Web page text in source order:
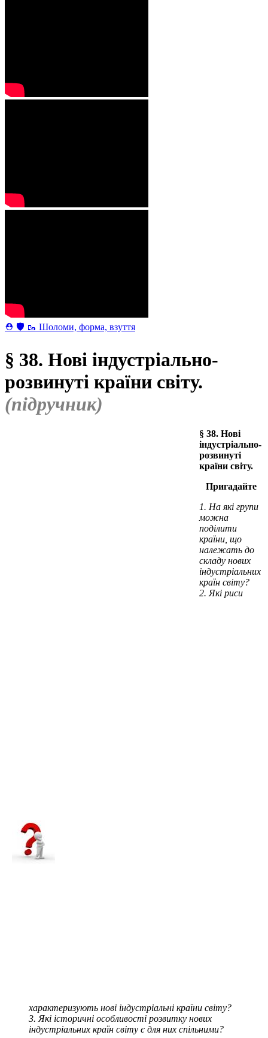
⛑ 🛡 🥾 Шоломи, форма, взуття
§ 38. Нові індустріально-
розвинуті країни світу.
(підручник)
§ 38. Нові
індустріально-
розвинуті
країни світу.
Пригадайте
На які групи
можна
поділити
країни, що
належать до
складу нових
індустріальних
країн світу?
Які риси
характеризують нові індустріальні країни світу?
Які історичні особливості розвитку нових
індустріальних країн світу є для них спільними?